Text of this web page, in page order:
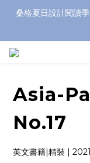
桑格夏日設計閱讀
Asia-
No.17
英文書籍|精裝 |